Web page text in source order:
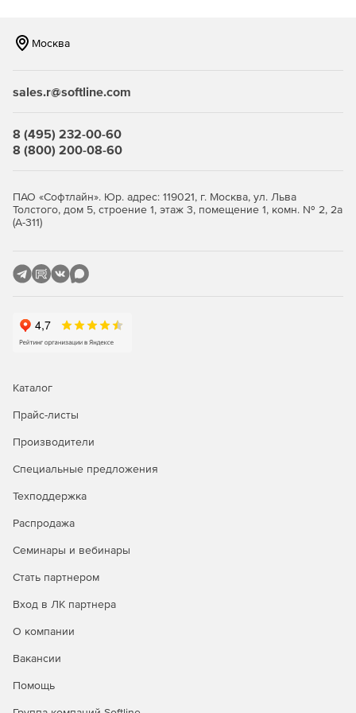
Стилизация своих изображений с новыми умными
Конвертирование и копирование
нужный формат.
Возможность приостановить, возобновить или
Возможность восстановить и преобразовать LP, ленты
и старые устройства.
Москва
sales.r@softline.com
8 (495) 232-00-60
8 (800) 200-08-60
ПАО «Софтлайн». Юр. адрес: 119021, г. Москва, ул. Льва
Толстого, дом 5, строение 1, этаж 3, помещение 1, комн. № 2, 2а
(А-311)
Каталог
Прайс-листы
Производители
Специальные предложения
Техподдержка
Распродажа
Семинары и вебинары
Стать партнером
Вход в ЛК партнера
О компании
Вакансии
Помощь